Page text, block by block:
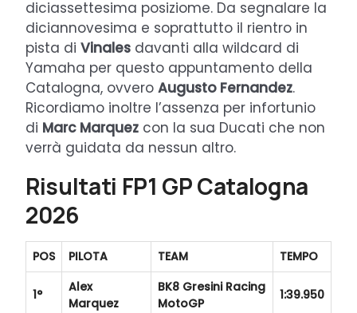
diciassettesima posiziome. Da segnalare la
diciannovesima e soprattutto il rientro in
pista di Vinales davanti alla wildcard di
Yamaha per questo appuntamento della
Catalogna, ovvero Augusto Fernandez.
Ricordiamo inoltre l’assenza per infortunio
di Marc Marquez con la sua Ducati che non
verrà guidata da nessun altro.
Risultati FP1 GP Catalogna
2026
POS PILOTA TEAM TEMPO
1°
Alex
Marquez
BK8 Gresini Racing
MotoGP
1:39.950